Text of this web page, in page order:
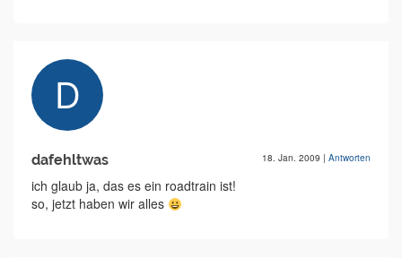
dafehltwas 18. Jan. 2009 | Antworten
ich glaub ja, das es ein roadtrain ist!
so, jetzt haben wir alles